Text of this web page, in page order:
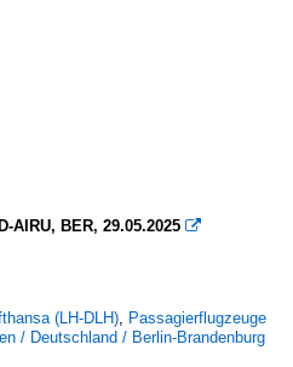
AIRU, BER, 29.05.2025 
(LH-DLH), Passagierflugzeuge
/ Deutschland / Berlin-Brandenburg